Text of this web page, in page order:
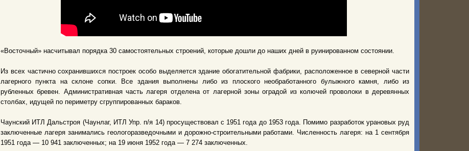
«Восточный» насчитывал порядка 30 самостоятельных строений, которые дошли до наших дней в руинированном состоянии.
Из всех частично сохранившихся построек особо выделяется здание обогатительной фабрики, расположенное в северной части
лагерного пункта на склоне сопки. Все здания выполнены либо из плоского необработанного булыжного камня, либо из
рубленных бревен. Административная часть лагеря отделена от лагерной зоны оградой из колючей проволоки в деревянных
столбах, идущей по периметру сгруппированных бараков.
Чаунский ИТЛ Дальстроя (Чаунлаг, ИТЛ Упр. п/я 14) просуществовал с 1951 года до 1953 года. Помимо разработок урановых руд
заключенные лагеря занимались геологоразведочными и дорожно-строительными работами. Численность лагеря: на 1 сентября
1951 года — 10 941 заключенных; на 19 июня 1952 года — 7 274 заключенных.